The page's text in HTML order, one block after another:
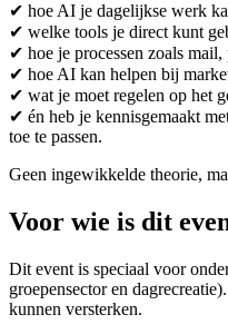
✔ hoe AI je dagelijkse werk
✔ welke tools je direct kunt
✔ hoe je processen zoals
✔ hoe AI kan helpen bij
✔ wat je moet regelen op het
✔ én heb je kennisgemaakt
toe te passen.
Geen ingewikkelde theorie,
Voor wie is dit
Dit event is speciaal voor
groepensector en
kunnen versterken.